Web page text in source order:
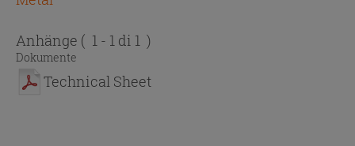
Anhänge ( 1 - 1 di 1 )
Dokumente
Technical Sheet